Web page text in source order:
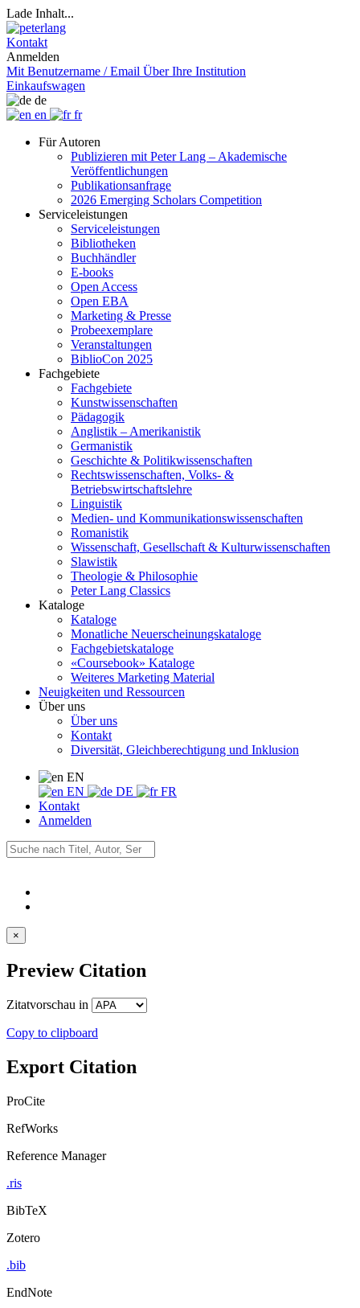
Lade Inhalt...
Kontakt
Anmelden
Mit Benutzername / Email Über Ihre Institution
Einkaufswagen
de
en
fr
Für Autoren
Publizieren mit Peter Lang – Akademische
Veröffentlichungen
Publikationsanfrage
2026 Emerging Scholars Competition
Serviceleistungen
Serviceleistungen
Bibliotheken
Buchhändler
E-books
Open Access
Open EBA
Marketing & Presse
Probeexemplare
Veranstaltungen
BiblioCon 2025
Fachgebiete
Fachgebiete
Kunstwissenschaften
Pädagogik
Anglistik – Amerikanistik
Germanistik
Geschichte & Politikwissenschaften
Rechtswissenschaften, Volks- &
Betriebswirtschaftslehre
Linguistik
Medien- und Kommunikationswissenschaften
Romanistik
Wissenschaft, Gesellschaft & Kulturwissenschaften
Slawistik
Theologie & Philosophie
Peter Lang Classics
Kataloge
Kataloge
Monatliche Neuerscheinungskataloge
Fachgebietskataloge
«Coursebook» Kataloge
Weiteres Marketing Material
Neuigkeiten und Ressourcen
Über uns
Über uns
Kontakt
Diversität, Gleichberechtigung und Inklusion
EN
EN
DE
FR
Kontakt
Anmelden
×
Preview Citation
Zitatvorschau in
Copy to clipboard
Export Citation
ProCite
RefWorks
Reference Manager
.ris
BibTeX
Zotero
.bib
EndNote